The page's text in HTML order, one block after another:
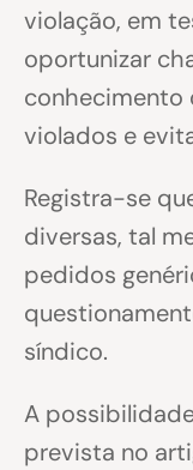
violação, em
oportunizar
conhecimento
violados e
Registra-se
diversas, tal
pedidos
síndico.
A
prevista no